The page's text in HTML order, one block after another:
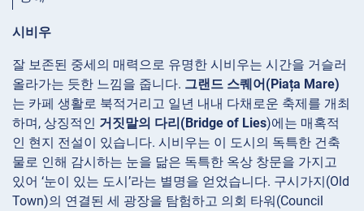
시비우
잘 보존된 중세의 매력으로 유명한 시비우는 시간을 거슬러
올라가는 듯한 느낌을 줍니다. 그랜드 스퀘어(Piața Mare)
는 카페 생활로 북적거리고 일년 내내 다채로운 축제를 개최
하며, 상징적인 거짓말의 다리(Bridge of Lies)에는 매혹적
인 현지 전설이 있습니다. 시비우는 이 도시의 독특한 건축
물로 인해 감시하는 눈을 닮은 독특한 옥상 창문을 가지고
있어 ‘눈이 있는 도시’라는 별명을 얻었습니다. 구시가지(Old
Town)의 연결된 세 광장을 탐험하고 의회 타워(Council